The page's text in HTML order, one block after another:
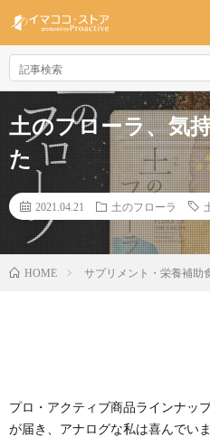
土のフローラ、気
た
2021.04.21 土のフローラ
HOME サプリメント・栄養補助
プロ・アクティブ商品ラインナッ
が届き、アナログな私は喜んでいま